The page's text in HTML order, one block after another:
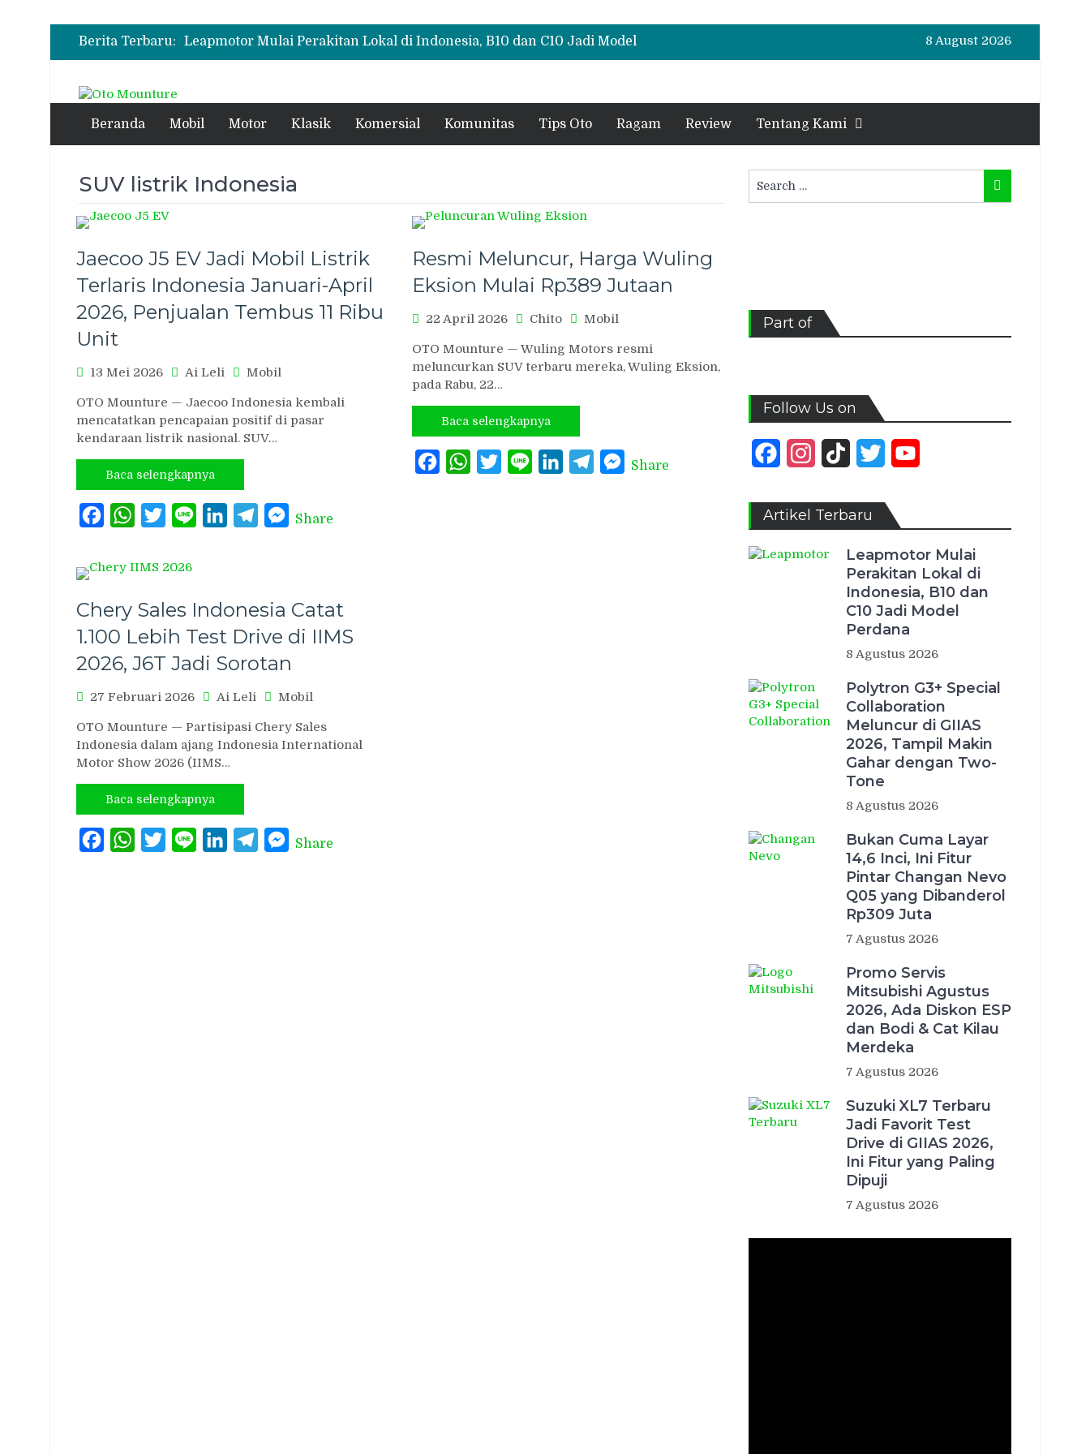
Berita Terbaru:
Leapmotor Mulai Perakitan Lokal di Indonesia, B10 dan C10 Jadi Model
Perdana
Dibanderol Rp309 Juta
8 August 2026
Beranda Mobil Motor Klasik Komersial Komunitas Tips Oto Ragam Review Tentang Kami
SUV listrik Indonesia
Jaecoo J5 EV Jadi Mobil Listrik
Terlaris Indonesia Januari-April
2026, Penjualan Tembus 11 Ribu
Unit
13 Mei 2026 Ai Leli Mobil
OTO Mounture — Jaecoo Indonesia kembali
mencatatkan pencapaian positif di pasar
kendaraan listrik nasional. SUV…
Baca selengkapnya
FacebookWhatsAppTwitterLine LinkedInTelegramMessenger
Share
Resmi Meluncur, Harga Wuling
Eksion Mulai Rp389 Jutaan
22 April 2026 Chito Mobil
OTO Mounture — Wuling Motors resmi
meluncurkan SUV terbaru mereka, Wuling Eksion,
pada Rabu, 22…
Baca selengkapnya
FacebookWhatsAppTwitterLine LinkedInTelegramMessenger
Share
Chery Sales Indonesia Catat
1.100 Lebih Test Drive di IIMS
2026, J6T Jadi Sorotan
27 Februari 2026 Ai Leli Mobil
OTO Mounture — Partisipasi Chery Sales
Indonesia dalam ajang Indonesia International
Motor Show 2026 (IIMS…
Baca selengkapnya
FacebookWhatsAppTwitterLine LinkedInTelegramMessenger
Share
for:
Search
Part of
Follow Us on
FacebookInstagram
TikTok Twitter
Artikel Terbaru
Leapmotor Mulai
Perakitan Lokal di
Indonesia, B10 dan
C10 Jadi Model
Perdana
8 Agustus 2026
Polytron G3+ Special
Collaboration
Meluncur di GIIAS
2026, Tampil Makin
Gahar dengan Two-
Tone
8 Agustus 2026
Bukan Cuma Layar
14,6 Inci, Ini Fitur
Pintar Changan Nevo
Q05 yang Dibanderol
Rp309 Juta
7 Agustus 2026
Promo Servis
Mitsubishi Agustus
2026, Ada Diskon ESP
dan Bodi & Cat Kilau
Merdeka
7 Agustus 2026
Suzuki XL7 Terbaru
Jadi Favorit Test
Drive di GIIAS 2026,
Ini Fitur yang Paling
Dipuji
7 Agustus 2026